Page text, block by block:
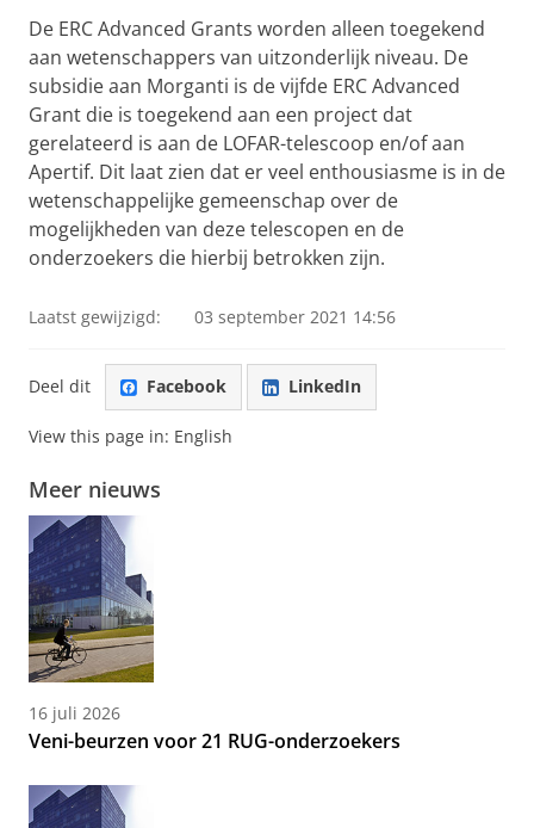
De ERC Advanced Grants worden alleen toegekend
aan wetenschappers van uitzonderlijk niveau. De
subsidie aan Morganti is de vijfde ERC Advanced
Grant die is toegekend aan een project dat
gerelateerd is aan de LOFAR-telescoop en/of aan
Apertif. Dit laat zien dat er veel enthousiasme is in de
wetenschappelijke gemeenschap over de
mogelijkheden van deze telescopen en de
onderzoekers die hierbij betrokken zijn.
Laatst gewijzigd: 03 september 2021 14:56
Deel dit Facebook LinkedIn
View this page in: English
Meer nieuws
16 juli 2026
Veni-beurzen voor 21 RUG-onderzoekers